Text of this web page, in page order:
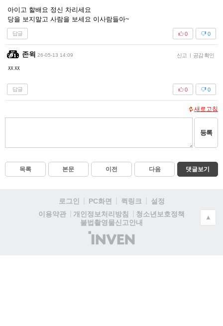
아이고 할배요 정신 차리세요
당을 보지말고 사람을 보세요 이사람들아~
답글 0
0
존윅 26-05-13 14:09 신고 | 공감 확인
ㅉㅉ
답글 0
0
새로고침
등록
목록 본문 이전 다음 댓글보기
로그인 PC화면 퀵링크
설정
이용약관
개인정보처리방침
청소년보호정책
불법촬영물신고안내
(주)
인
▲